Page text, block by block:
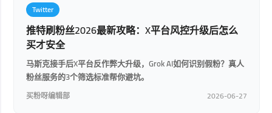
Twitter
推特刷粉丝2026最新攻略：X平台风控升级后怎么
买才安全
马斯克接手后X平台反作弊大升级，Grok AI如何识别假粉？真人
粉丝服务的3个筛选标准帮你避坑。
买粉呀编辑部 2026-06-27